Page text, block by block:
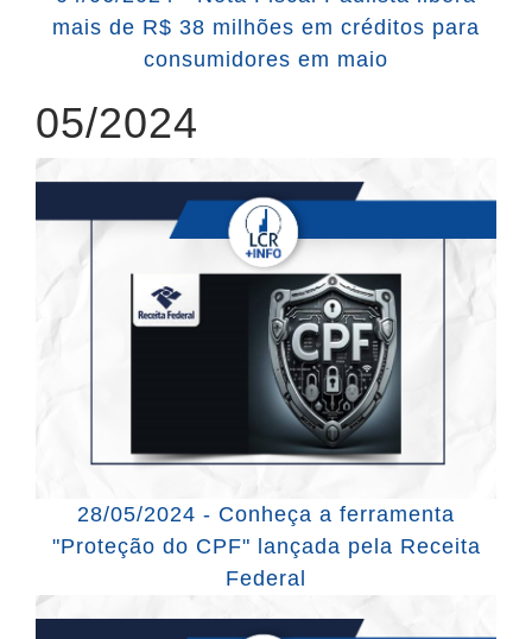
mais de R$ 38 milhões em créditos para
consumidores em maio
05/2024
28/05/2024 - Conheça a ferramenta
"Proteção do CPF" lançada pela Receita
Federal